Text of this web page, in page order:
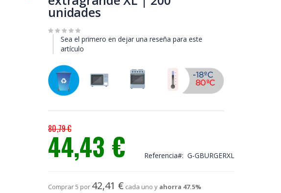
unidades
Sea el primero en dejar una reseña para este
artículo
80,79 €
Precio
especial
44,43 € Referencia G-GBURGERXL
Comprar 5 por 42,41 € cada uno y ahorra 47.5%